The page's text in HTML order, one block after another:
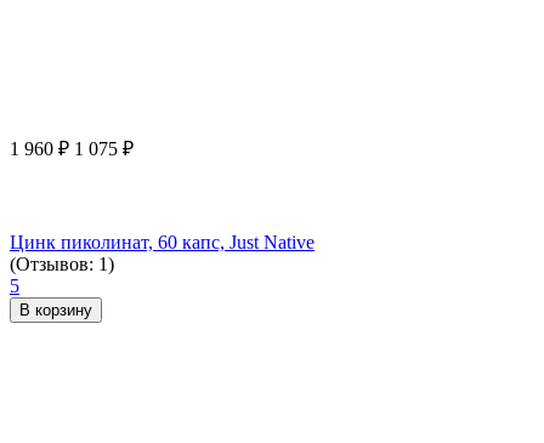
1 960 ₽ 1 075 ₽
Цинк пиколинат, 60 капс, Just Native
(Отзывов: 1)
5
В корзину